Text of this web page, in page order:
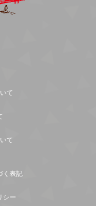
。下記送料一覧表
県/東京都/神奈川
まことにお手数で
は、原則としてお
うお願い申し上げ
て
て
く表記
シー